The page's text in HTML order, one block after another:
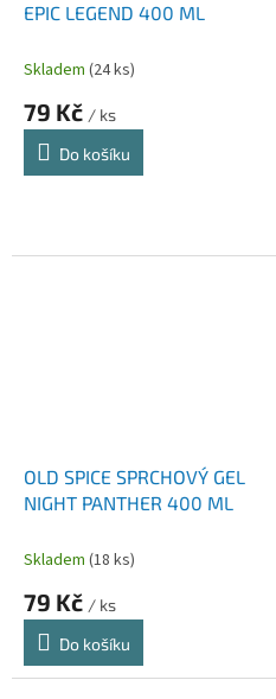
EPIC LEGEND 400 ML
Skladem (24 ks)
79 Kč / ks
Do košíku
OLD SPICE SPRCHOVÝ GEL
NIGHT PANTHER 400 ML
Skladem (18 ks)
79 Kč / ks
Do košíku